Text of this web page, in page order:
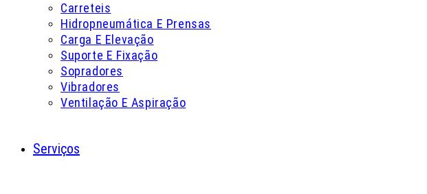
Carreteis
Hidropneumática E Prensas
Carga E Elevação
Suporte E Fixação
Sopradores
Vibradores
Ventilação E Aspiração
Serviços